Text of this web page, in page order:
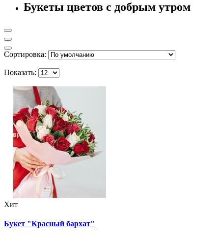
Букеты цветов с добрым утром
Сортировка:
Показать:
Хит
Букет "Красный бархат"